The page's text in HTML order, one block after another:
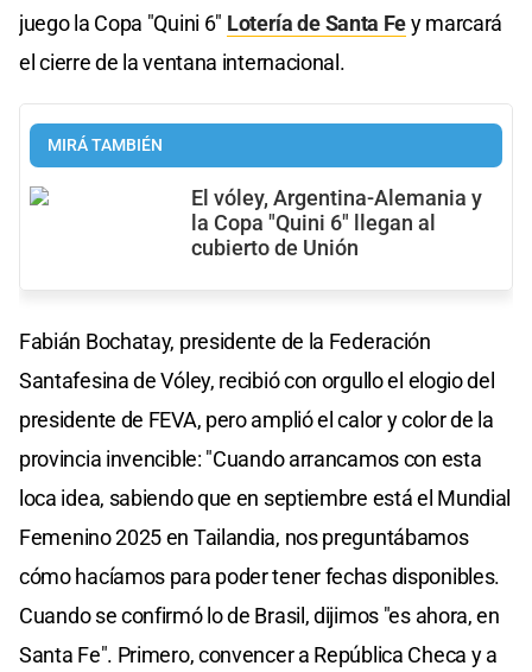
juego la Copa "Quini 6" Lotería de Santa Fey marcará
el cierre de la ventana internacional.
MIRÁ TAMBIÉN
El vóley, Argentina-Alemania y
la Copa "Quini 6" llegan al
cubierto de Unión
Fabián Bochatay, presidente de la Federación
Santafesina de Vóley, recibió con orgullo el elogio del
presidente de FEVA, pero amplió el calor y color de la
provincia invencible: "Cuando arrancamos con esta
loca idea, sabiendo que en septiembre está el Mundial
Femenino 2025 en Tailandia, nos preguntábamos
cómo hacíamos para poder tener fechas disponibles.
Cuando se confirmó lo de Brasil, dijimos "es ahora, en
Santa Fe". Primero, convencer a República Checa y a